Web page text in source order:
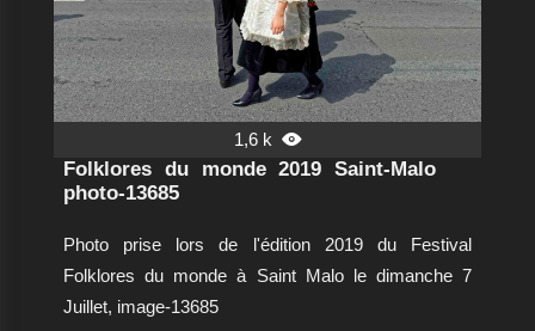
1,6 k 
Folklores du monde 2019 Saint-Malo
photo-13685
Photo prise lors de l'édition 2019 du Festival
Folklores du monde à Saint Malo le dimanche 7
Juillet, image-13685